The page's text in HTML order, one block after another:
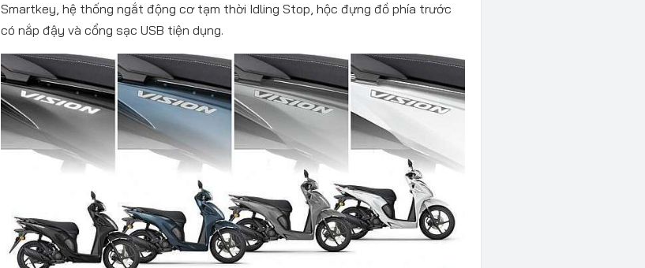
Smartkey, hệ thống ngắt động cơ tạm thời Idling Stop, hộc đựng đồ phía trước
có nắp đậy và cổng sạc USB tiện dụng.